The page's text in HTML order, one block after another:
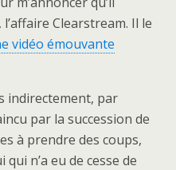
Clearstream. Il le
vidéo émouvante
indirectement, par
par la succession de
à prendre des coups,
n’a eu de cesse de